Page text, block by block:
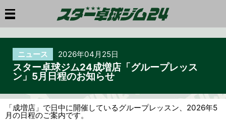
ニュース 2026年04月25日
スター卓球ジム24成増店「グループレッス
ン」5月日程のお知らせ
「成増店」で日中に開催しているグループレッスン、2026年5
月の日程のご案内です。